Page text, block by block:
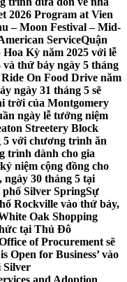
2026 Program at Vien
– Moon Festival – Mid-
ServiceQuận
Kỳ năm 2025 với lễ
và thứ bảy ngày 5 tháng
On Food Drive năm
ngày 31 tháng 5 sẽ
trời của Montgomery
ngày lễ tưởng niệm
Streetery Block
5 với chương trình ăn
trình dành cho gia
niệm cộng đồng cho
ngày 30 tháng 5 tại
Silver SpringSự
Rockville vào thứ bảy,
Oak Shopping
tại Thủ Đô
of Procurement sẽ
Open for Business’ vào
Silver
and Adoption